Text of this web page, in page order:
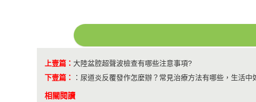
上壹篇： 大陸盆腔超聲波檢查有哪些注意事項?
下壹篇：
： 尿道炎反覆發作怎麼辦？常見治療方法有哪些，生活中
相關閱讀